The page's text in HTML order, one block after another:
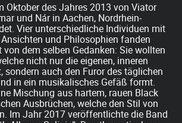
Oktober des Jahres 2013 von Viator
und Nár in Aachen, Nordrhein-
Vier unterschiedliche Individuen mit
und Philosophien fanden
dem selben Gedanken: Sie wollten
nicht nur die eigenen, inneren
sondern auch den Furor des täglichen
in ein musikalisches Gefäß formt.
Mischung aus hartem, rauen Black
Ausbrüchen, welche den Stil von
Im Jahr 2017 veröffentlichte die Band